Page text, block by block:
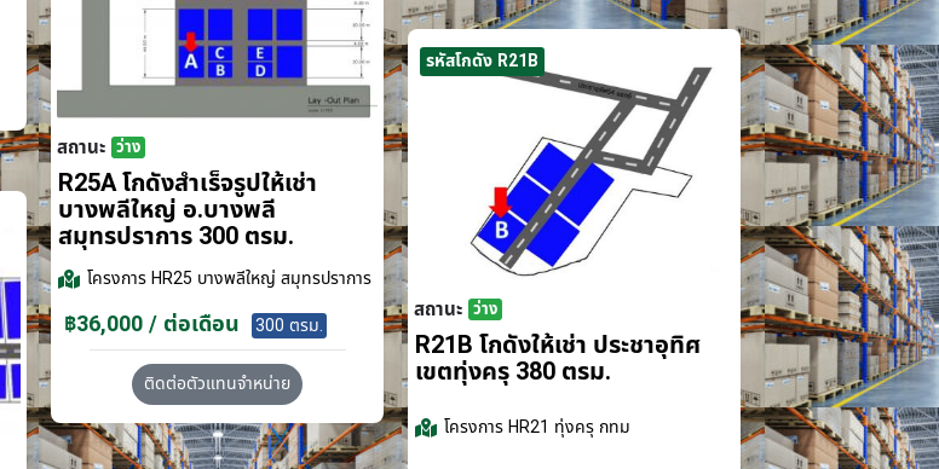
สถานะ ว่าง
R25A โกดังสำเร็จรูปให้เช่า
บางพลีใหญ่ อ.บางพลี
สมุทรปราการ 300 ตรม.
โครงการHR25 บางพลีใหญ่ สมุทรปราการ
฿36,000 / ต่อเดือน 300 ตรม.
ติดต่อตัวแทนจำหน่าย
รหัสโกดัง R21B
สถานะ ว่าง
R21B โกดังให้เช่า ประชาอุทิศ
เขตทุ่งครุ 380 ตรม.
โครงการHR21 ทุ่งครุ กทม